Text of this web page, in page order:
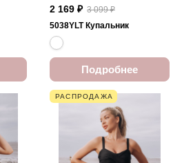
2 169 ₽ 3 099 ₽
5038YLT Купальник
Подробнее
РАСПРОДАЖА